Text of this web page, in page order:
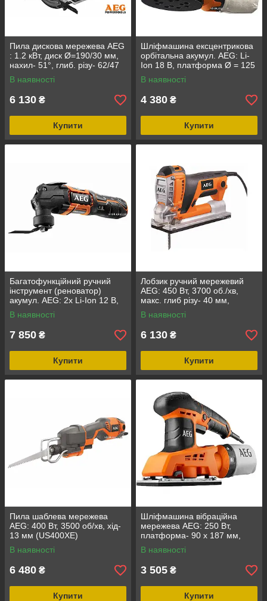
Пила дискова мережева AEG
: 1.2 кВт, диск Ø=190/30 мм,
нахил- 51°, глиб. різу- 62/47
мм-90/45°
В наявності
6 130 ₴
Купити
Шліфмашина ексцентрикова
орбітальна акумул. AEG: Li-
Ion 18 В, платформа Ø = 125
мм, амплітуда — 2.4 мм
В наявності
4 380 ₴
Купити
Багатофункційний ручний
інструмент (реноватор)
акумул. AEG: 2x Li-Ion 12 В,
1.5 АГод (BMT12CLI-152B)
DW
В наявності
7 850 ₴
Купити
Лобзик ручний мережевий
AEG: 450 Вт, 3700 об./хв,
макс. глиб різу- 40 мм,
ампліт.-15 мм (PST500X) DW
В наявності
6 130 ₴
Купити
Пила шаблева мережева
AEG: 400 Вт, 3500 об/хв, хід-
13 мм (US400XE)
В наявності
6 480 ₴
Купити
Шліфмашина вібраційна
мережева AEG: 250 Вт,
платформа- 90 x 187 мм,
6000- 12000 колив/хв DW
В наявності
3 505 ₴
Купити